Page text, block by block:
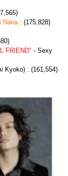
Nana: (175,828)
FRIEND" - Sexy
Kyoko) : (161,554)